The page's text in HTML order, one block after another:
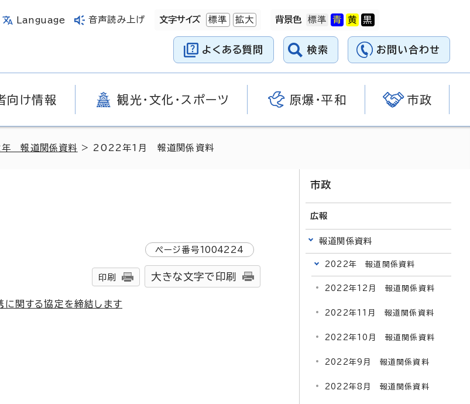
Language 音声読み上げ 文字サイズ 標準 拡大 背景色
よくある質問 検索 お問い合わせ
向け情報 観光・文化・スポーツ 原爆・平和 市政
報道関係資料 > 2022年1月 報道関係資料
ページ番号1004224
印刷 大きな文字で印刷
関する協定を締結します
市政
広報
報道関係資料
2022年 報道関係資料
2022年12月 報道関係資料
2022年11月 報道関係資料
2022年10月 報道関係資料
2022年9月 報道関係資料
2022年8月 報道関係資料